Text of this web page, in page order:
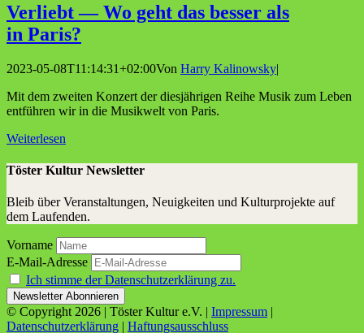
Ver­liebt — Wo geht das bes­ser als
in Paris?
2023-05-08T11:14:31+02:00Von Harry Kalinowsky|
Mit dem zweiten Konzert der diesjährigen Reihe Musik zum Leben
entführen wir in die Musikwelt von Paris.
Weiterlesen
Töster Kultur Newsletter
Bleib über Veranstaltungen, Neuigkeiten und Kulturprojekte auf
dem Laufenden.
Vorname
E-Mail-Adresse
Ich stimme der Datenschutzerklärung zu.
© Copyright 2026 | Töster Kultur e.V. | Impressum |
Datenschutzerklärung | Haftungsausschluss